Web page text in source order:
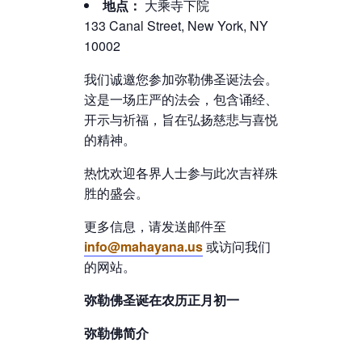
地点： 大乘寺下院
133 Canal Street, New York, NY
10002
我们诚邀您参加弥勒佛圣诞法会。
这是一场庄严的法会，包含诵经、
开示与祈福，旨在弘扬慈悲与喜悦
的精神。
热忱欢迎各界人士参与此次吉祥殊
胜的盛会。
更多信息，请发送邮件至
info@mahayana.us或访问我们
的网站。
弥勒佛圣诞在农历正月初一
弥勒佛简介